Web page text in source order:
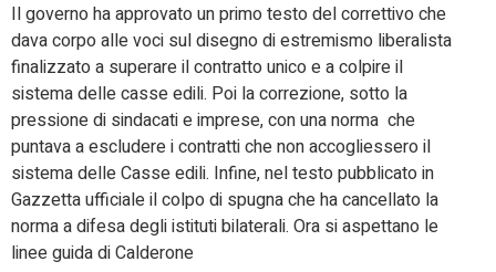
Il governo ha approvato un primo testo del correttivo che
dava corpo alle voci sul disegno di estremismo liberalista
finalizzato a superare il contratto unico e a colpire il
sistema delle casse edili. Poi la correzione, sotto la
pressione di sindacati e imprese, con una norma che
puntava a escludere i contratti che non accogliessero il
sistema delle Casse edili. Infine, nel testo pubblicato in
Gazzetta ufficiale il colpo di spugna che ha cancellato la
norma a difesa degli istituti bilaterali. Ora si aspettano le
linee guida di Calderone